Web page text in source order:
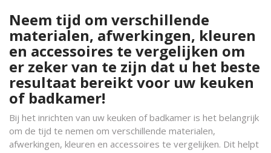
Neem tijd om verschillende
materialen, afwerkingen, kleuren
en accessoires te vergelijken om
er zeker van te zijn dat u het beste
resultaat bereikt voor uw keuken
of badkamer!
Bij het inrichten van uw keuken of badkamer is het belangrijk
om de tijd te nemen om verschillende materialen,
afwerkingen, kleuren en accessoires te vergelijken. Dit helpt